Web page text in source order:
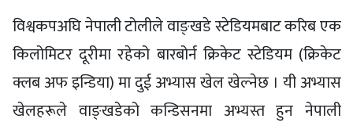
विश्वकपअघि नेपाली टोलीले वाङ्खडे स्टेडियमबाट करिब एक
किलोमिटर दूरीमा रहेको बारबोर्न क्रिकेट स्टेडियम (क्रिकेट
क्लब अफ इन्डिया) मा दुई अभ्यास खेल खेल्नेछ । यी अभ्यास
खेलहरूले वाङ्खडेको कन्डिसनमा अभ्यस्त हुन नेपाली